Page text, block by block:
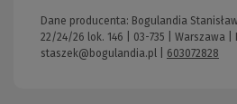
Dane producenta: Bogulandia
22/24/26 lok. 146 | 03-735 | Warszawa |
staszek@bogulandia.pl
603072828